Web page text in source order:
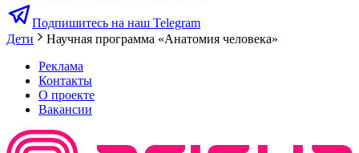
Подпишитесь на наш Telegram
Дети
Научная программа «Анатомия человека»
Реклама
Контакты
О проекте
Вакансии